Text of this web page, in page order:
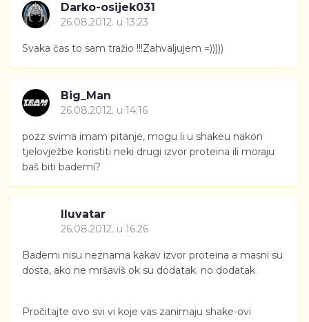
Darko-osijek031
26.08.2012. u 13:23
Svaka čas to sam tražio !!!Zahvaljujem =)))))
Big_Man
26.08.2012. u 14:16
pozz svima imam pitanje, mogu li u shakeu nakon
tjelovježbe koristiti neki drugi izvor proteina ili moraju
baš biti bademi?
Iluvatar
26.08.2012. u 16:26
Bademi nisu neznama kakav izvor proteina a masni su
dosta, ako ne mršaviš ok su dodatak. no dodatak
Pročitajte ovo svi vi koje vas zanimaju shake-ovi